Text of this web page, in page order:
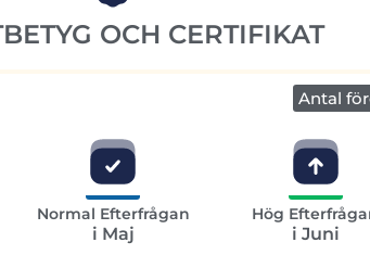
OCH CERTIFIKAT
Antal
Normal Efterfrågan
i Maj
Hög
i Juni